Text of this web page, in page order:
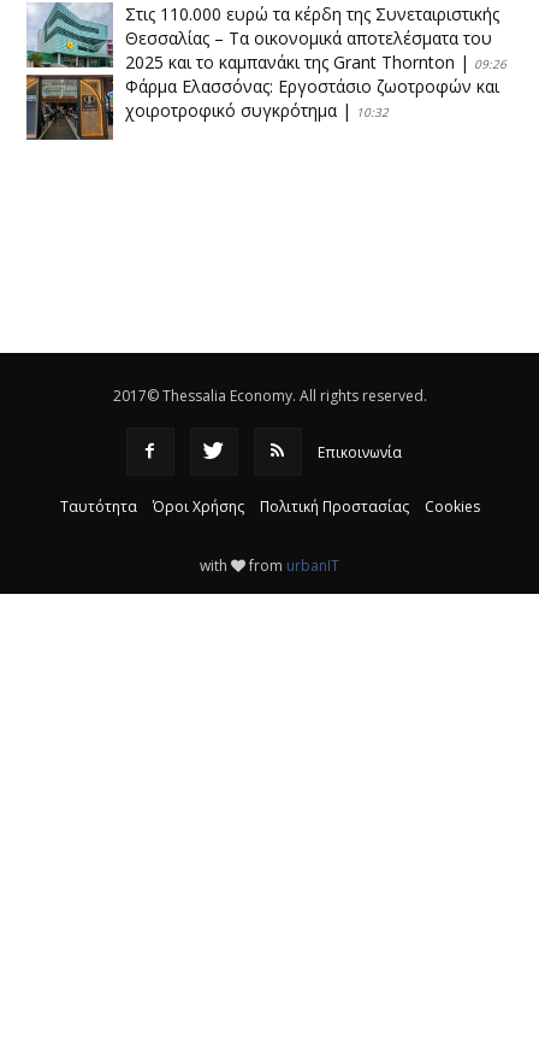
Στις 110.000 ευρώ τα κέρδη της Συνεταιριστικής
Θεσσαλίας – Τα οικονομικά αποτελέσματα του
2025 και το καμπανάκι της Grant Thornton | 09:26
Φάρμα Ελασσόνας: Εργοστάσιο ζωοτροφών και
χοιροτροφικό συγκρότημα | 10:32
2017© Thessalia Economy. All rights reserved.
Επικοινωνία
Ταυτότητα Όροι Χρήσης Πολιτική Προστασίας Cookies
with from urbanIT